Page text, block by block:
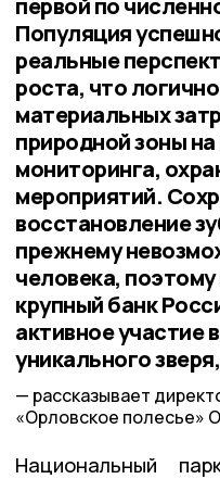
первой по
Популяция
реальные
роста, что
материальных
природной зоны
мониторинга,
мероприятий.
восстановление
прежнему
человека,
крупный банк
активное участие
уникального зверя,
рассказывает
«Орловское полесье»
Национальный